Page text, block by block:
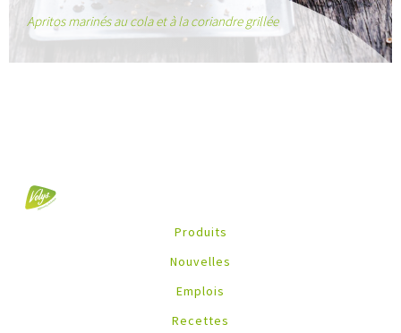
Apritos marinés au cola et à la coriandre grillée
Produits
Nouvelles
Emplois
Recettes